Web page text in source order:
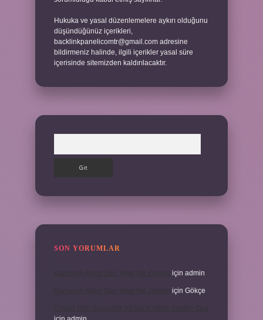
Hukuka ve yasal düzenlemelere aykırı olduğunu
düşündüğünüz içerikleri,
backlinkpanelicomtr@gmail.com adresine
bildirmeniz halinde, ilgili içerikler yasal süre
içerisinde sitemizden kaldırılacaktır.
SON YORUMLAR
için admin
için Gökçe